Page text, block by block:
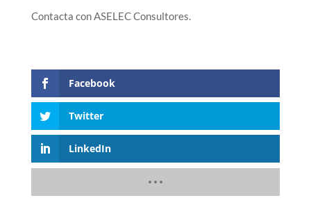
Contacta con ASELEC Consultores.
Facebook
Twitter
LinkedIn